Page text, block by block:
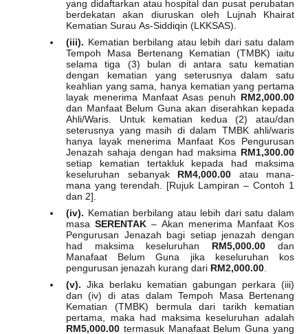
yang didaftarkan atau hospital dan pusat perubatan
berdekatan akan diuruskan oleh Lujnah Khairat
Kematian Surau As-Siddiqin (LKKSAS).
(iii). Kematian berbilang atau lebih dari satu dalam
Tempoh Masa Bertenang Kematian (TMBK) iaitu
selama tiga (3) bulan di antara satu kematian
dengan kematian yang seterusnya dalam satu
keahlian yang sama, hanya kematian yang pertama
layak menerima Manfaat Asas penuh RM2,000.00
dan Manfaat Belum Guna akan diserahkan kepada
Ahli/Waris. Untuk kematian kedua (2) atau/dan
seterusnya yang masih di dalam TMBK ahli/waris
hanya layak menerima Manfaat Kos Pengurusan
Jenazah sahaja dengan had maksima RM1,300.00
setiap kematian tertakluk kepada had maksima
keseluruhan sebanyak RM4,000.00 atau mana-
mana yang terendah. [Rujuk Lampiran – Contoh 1
dan 2].
(iv). Kematian berbilang atau lebih dari satu dalam
masa SERENTAK – Akan menerima Manfaat Kos
Pengurusan Jenazah bagi setiap jenazah dengan
had maksima keseluruhan RM5,000.00 dan
Manafaat Belum Guna jika keseluruhan kos
pengurusan jenazah kurang dari RM2,000.00
(v). Jika berlaku kematian gabungan perkara (iii)
dan (iv) di atas dalam Tempoh Masa Bertenang
Kematian (TMBK) bermula dari tarikh kematian
pertama, maka had maksima keseluruhan adalah
RM5,000.00 termasuk Manafaat Belum Guna yang